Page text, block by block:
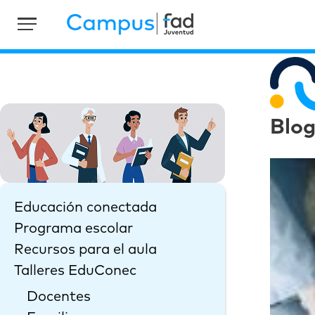
Educación conectada
Programa escolar
Recursos para el aula
Talleres EduConec
Docentes
Blog